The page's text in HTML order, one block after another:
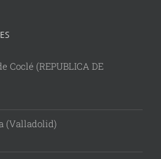
Coclé (REPUBLICA DE
(Valladolid)